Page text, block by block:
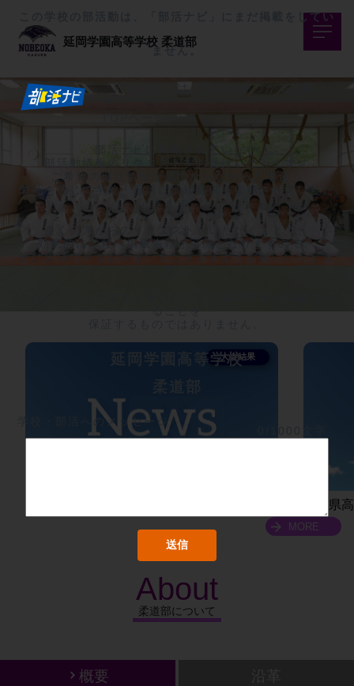
この学校の部活動は、「部活ナビ」にまだ掲載をしてい
ません。
「部活ナビ」は、部活が見つかる情報メ
部活ナビに掲載されていない
部活動情報のリクエストをお受けいたします。
ご希望の部活情報が見つからなかった場合、
弊社を通じて学校・部活に情報提供を依頼させていただ
きます。
多くの方からのリクエストをいただくことで、
効果的に学校へ掲載依頼が可能となりますので、
ぜひ皆様の声をお寄せいただきますようお願いいたしま
延岡学園高等学校
学校・部活へのメッセージ
延岡学園高等学校 柔道部
宮崎県
MORE
柔道部について
About
概要